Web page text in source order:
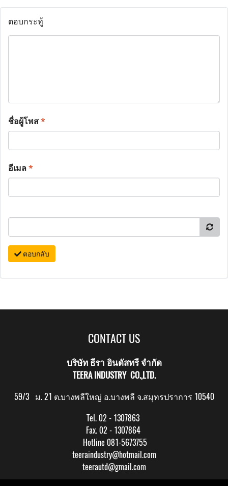
ตอบกระทู้
ชื่อผู้โพส*
อีเมล*
ตอบกลับ
CONTACT US
บริษัท ธีรา อินดัสทรี จำกัด
TEERA INDUSTRY CO.,LTD.
59/3 ม. 21 ต.บางพลีใหญ่ อ.บางพลี จ.สมุทรปราการ 10540
Tel. 02 - 1307863
Fax. 02 - 1307864
Hotline 081-5673755
teeraindustry@hotmail.com
teerautd@gmail.com